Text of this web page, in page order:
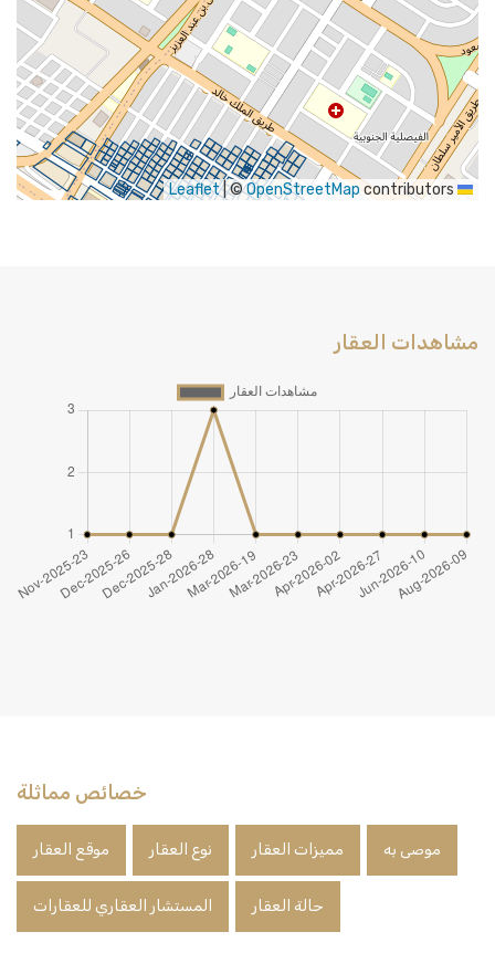
|©OpenStreetMap contributors
مشاهدات العقار
خصائص مماثلة
موصى به مميزات العقار نوع العقار موقع العقار
حالة العقار المستشار العقاري للعقارات